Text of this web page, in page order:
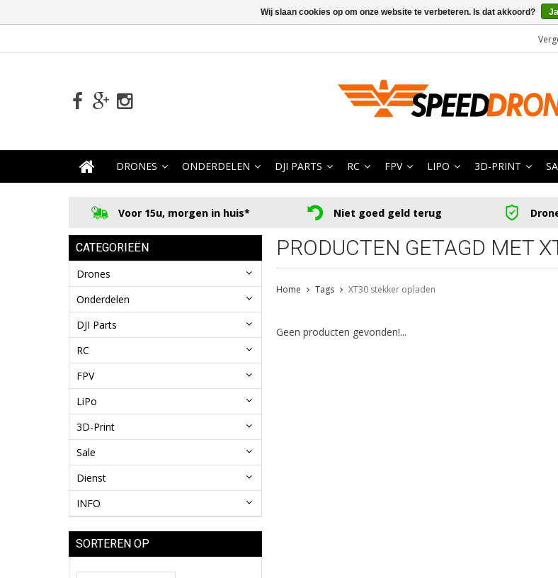
DRONES ONDERDELEN DJI PARTS RC FPV LIPO 3D-PRINT
Voor 15u, morgen in huis* Niet goed geld terug
CATEGORIEËN
Drones
Onderdelen
DJI Parts
RC
FPV
LiPo
3D-Print
Sale
Dienst
INFO
SORTEREN OP
PRODUCTEN GETAGD MET
Home Tags XT30 stekker opladen
Geen producten gevonden!...
Wij slaan cookies op om onze website te verbeteren. Is dat akkoord? Ja